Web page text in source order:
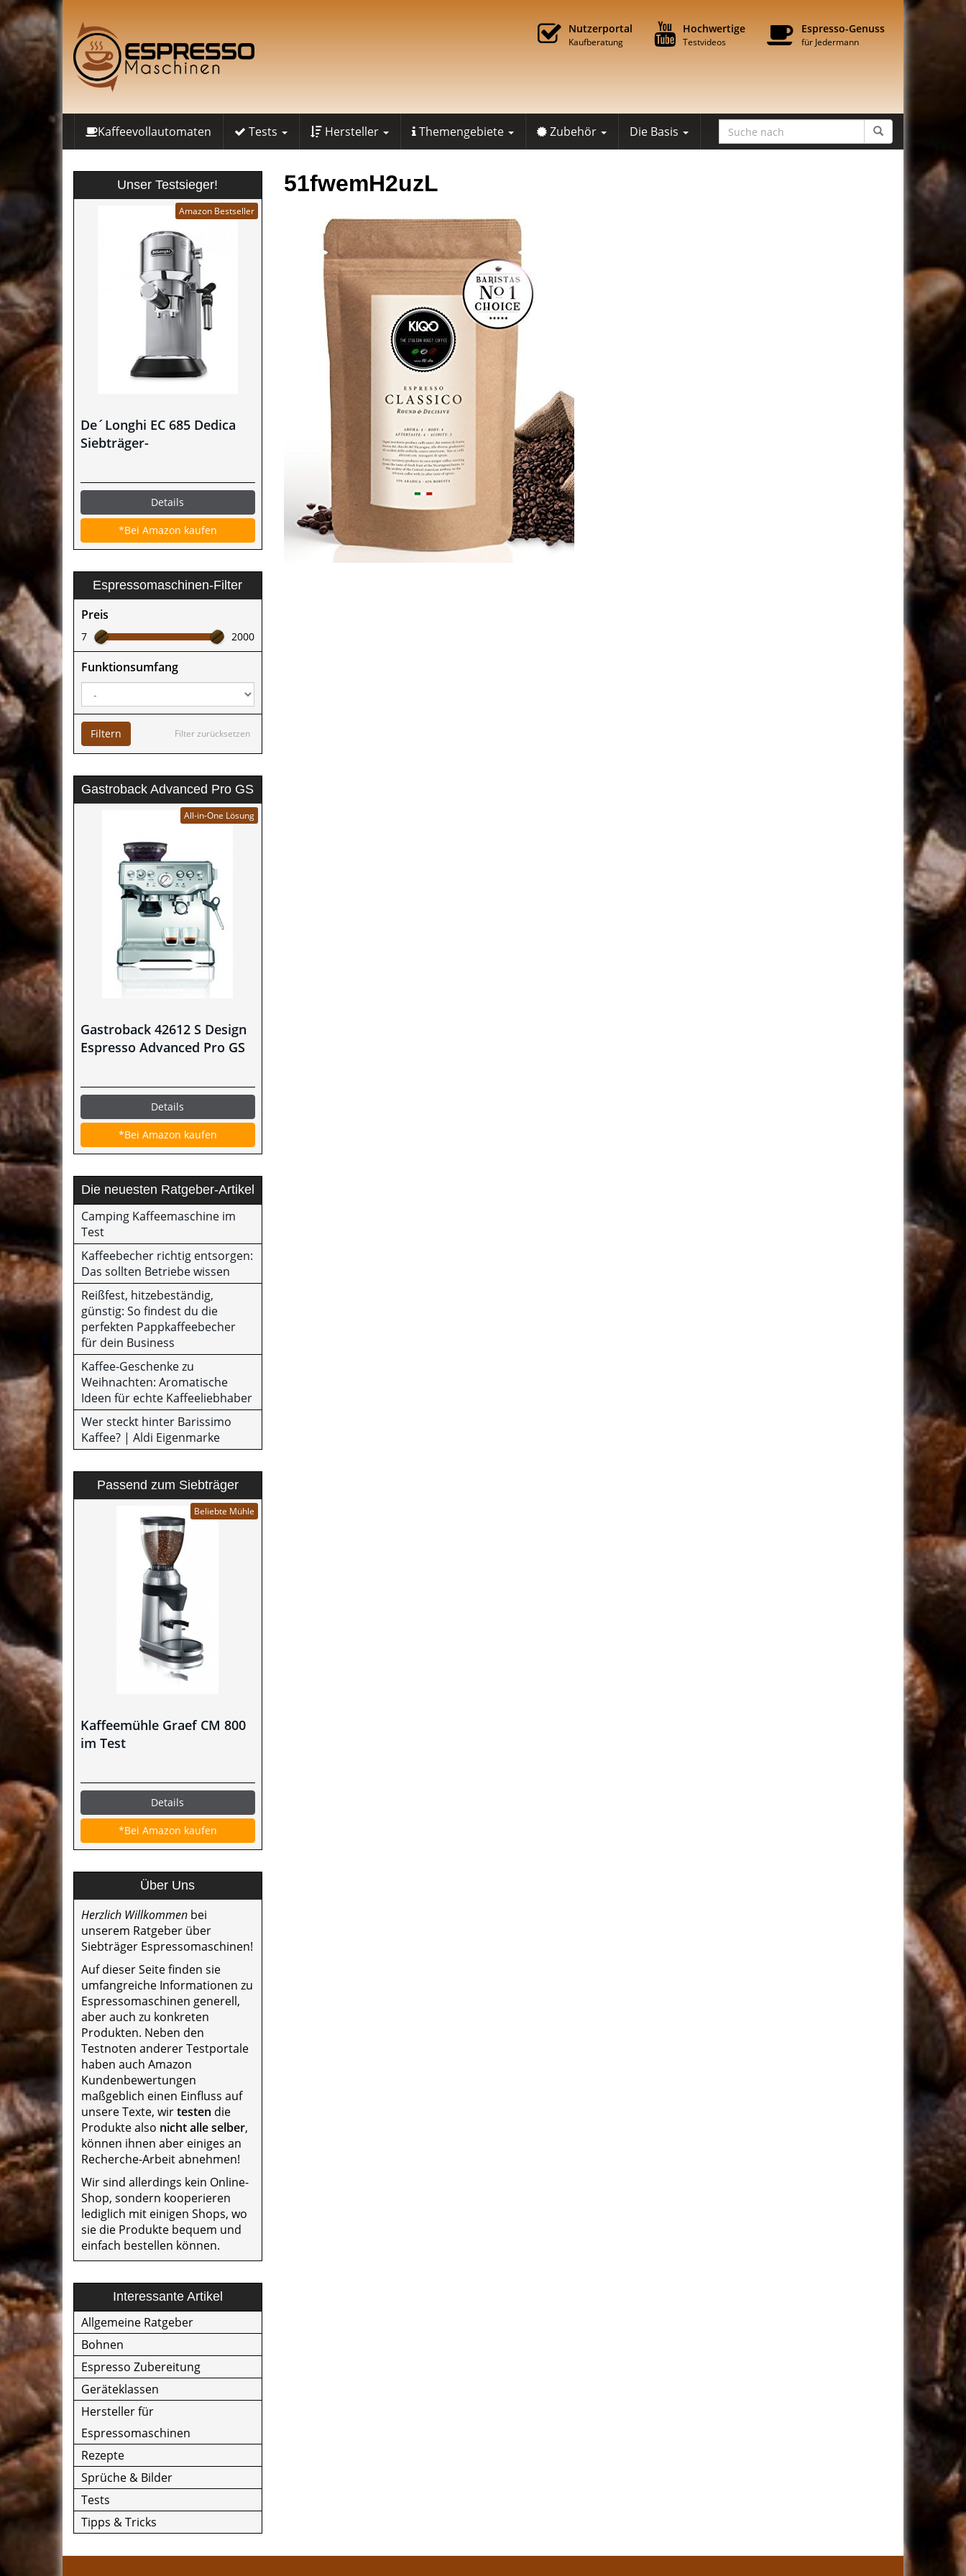
Skip
to
main
content
Nutzerportal
Kaufberatung
Hochwertige
Testvideos
Espresso-Genuss
für Jedermann
Kaffeevollautomaten Tests Hersteller Themengebiete Zubehör Die Basis
51fwemH2uzL
Unser Testsieger!
Amazon Bestseller
De´Longhi EC 685 Dedica
Siebträger-
Details
*Bei Amazon kaufen
Espressomaschinen-Filter
Preis
7 2000
Funktionsumfang
Filter zurücksetzen
Filtern
Gastroback Advanced Pro GS
All-in-One Lösung
Gastroback 42612 S Design
Espresso Advanced Pro GS
Details
*Bei Amazon kaufen
Die neuesten Ratgeber-Artikel
Camping Kaffeemaschine im
Test
Kaffeebecher richtig entsorgen:
Das sollten Betriebe wissen
Reißfest, hitzebeständig,
günstig: So findest du die
perfekten Pappkaffeebecher
für dein Business
Kaffee-Geschenke zu
Weihnachten: Aromatische
Ideen für echte Kaffeeliebhaber
Wer steckt hinter Barissimo
Kaffee? | Aldi Eigenmarke
Passend zum Siebträger
Beliebte Mühle
Kaffeemühle Graef CM 800
im Test
Details
*Bei Amazon kaufen
Über Uns
Herzlich Willkommen bei
unserem Ratgeber über
Siebträger Espressomaschinen!
Auf dieser Seite finden sie
umfangreiche Informationen zu
Espressomaschinen generell,
aber auch zu konkreten
Produkten. Neben den
Testnoten anderer Testportale
haben auch Amazon
Kundenbewertungen
maßgeblich einen Einfluss auf
unsere Texte, wirtesten die
Produkte also nicht alle selber,
können ihnen aber einiges an
Recherche-Arbeit abnehmen!
Wir sind allerdings kein Online-
Shop, sondern kooperieren
lediglich mit einigen Shops, wo
sie die Produkte bequem und
einfach bestellen können.
Interessante Artikel
Allgemeine Ratgeber
Bohnen
Espresso Zubereitung
Geräteklassen
Hersteller für
Espressomaschinen
Rezepte
Sprüche & Bilder
Tests
Tipps & Tricks